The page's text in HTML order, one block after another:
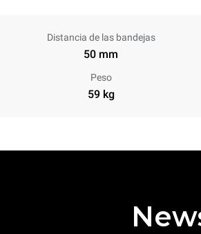
Distancia de las bandejas
50 mm
Peso
59 kg